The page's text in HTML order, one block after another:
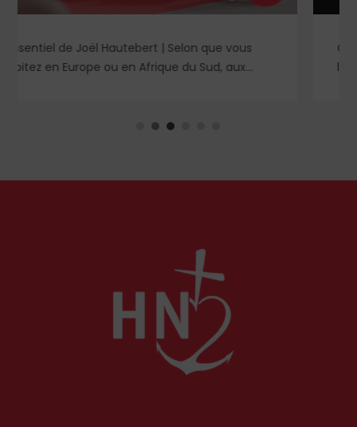
Que prévoit le projet stratégique 2026-2028 de
l’Arcom ? Derrière des objectifs formulés dans le
un système liberticide de surveillance et de